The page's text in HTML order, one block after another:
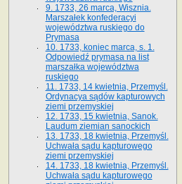
9. 1733, 26 marca, Wisznia.
Marszałek konfederacyi
województwa ruskiego do
Prymasa
10. 1733, koniec marca, s. 1.
Odpowiedź prymasa na list
marszałka województwa
ruskiego
11. 1733, 14 kwietnia, Przemyśl.
Ordynacya sądów kapturowych
ziemi przemyskiej
12. 1733, 15 kwietnia, Sanok.
Laudum ziemian sanockich
13. 1733, 18 kwietnia, Przemyśl.
Uchwała sądu kapturowego
ziemi przemyskiej
14. 1733, 18 kwietnia, Przemyśl.
Uchwała sądu kapturowego